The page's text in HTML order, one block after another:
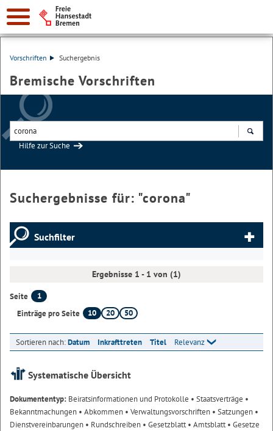
Vorschriften Suchergebnis
Bremische Vorschriften
Hilfe zur Suche
Suchergebnisse für: "corona"
Suchfilter
Ergebnisse 1 - 1 von (1)
Seite
1
Einträge pro Seite
10 20 50
Sortieren nach:Datum Inkrafttreten Titel Relevanz
Systematische Übersicht
Dokumententyp: Beiratsinformationen und Protokolle • Staatsverträge •
Bekanntmachungen • Abkommen • Verwaltungsvorschriften • Satzungen •
Dienstvereinbarungen • Rundschreiben • Gesetzblatt• Amtsblatt• Gesetze